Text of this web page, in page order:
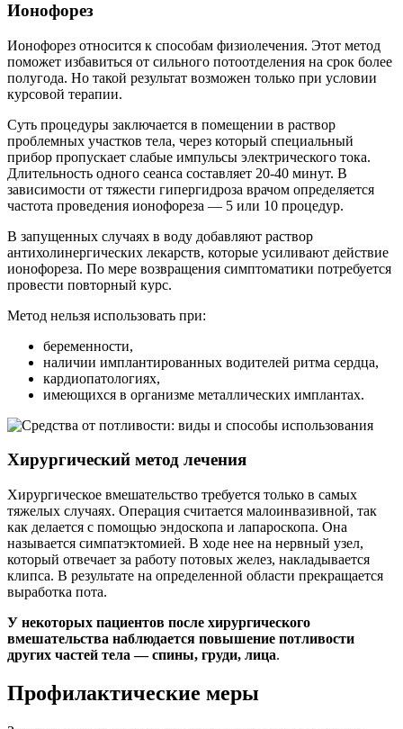
Ионофорез
Ионофорез относится к способам физиолечения. Этот метод
поможет избавиться от сильного потоотделения на срок более
полугода. Но такой результат возможен только при условии
курсовой терапии.
Суть процедуры заключается в помещении в раствор
проблемных участков тела, через который специальный
прибор пропускает слабые импульсы электрического тока.
Длительность одного сеанса составляет 20-40 минут. В
зависимости от тяжести гипергидроза врачом определяется
частота проведения ионофореза — 5 или 10 процедур.
В запущенных случаях в воду добавляют раствор
антихолинергических лекарств, которые усиливают действие
ионофореза. По мере возвращения симптоматики потребуется
провести повторный курс.
Метод нельзя использовать при:
беременности,
наличии имплантированных водителей ритма сердца,
кардиопатологиях,
имеющихся в организме металлических имплантах.
Хирургический метод лечения
Хирургическое вмешательство требуется только в самых
тяжелых случаях. Операция считается малоинвазивной, так
как делается с помощью эндоскопа и лапароскопа. Она
называется симпатэктомией. В ходе нее на нервный узел,
который отвечает за работу потовых желез, накладывается
клипса. В результате на определенной области прекращается
выработка пота.
У некоторых пациентов после хирургического
вмешательства наблюдается повышение потливости
других частей тела — спины, груди, лица.
Профилактические меры